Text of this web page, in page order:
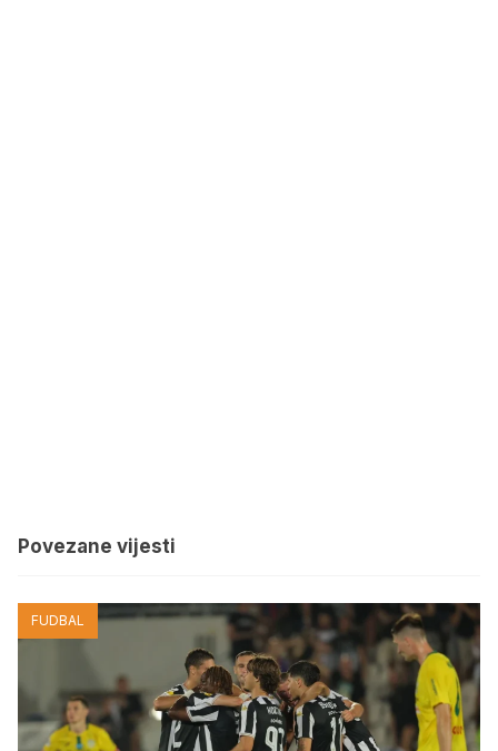
Povezane vijesti
FUDBAL